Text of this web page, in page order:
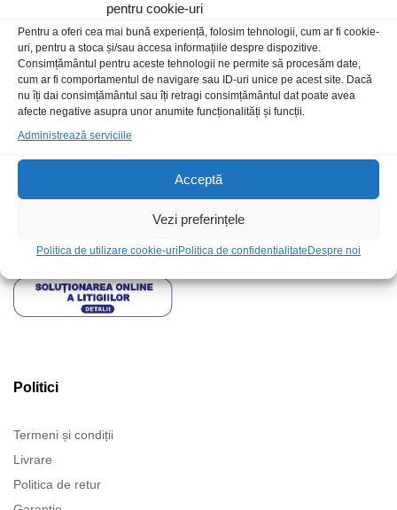
pentru cookie-uri
Pentru a oferi cea mai bună experiență, folosim tehnologii, cum ar fi cookie-
uri, pentru a stoca și/sau accesa informațiile despre dispozitive.
Consimțământul pentru aceste tehnologii ne permite să procesăm date,
cum ar fi comportamentul de navigare sau ID-uri unice pe acest site. Dacă
nu îți dai consimțământul sau îți retragi consimțământul dat poate avea
afecte negative asupra unor anumite funcționalități și funcții.
Administrează serviciile
Acceptă
Vezi preferințele
Politica de utilizare cookie-uri Politica de confidentialitate Despre noi
Informatii
Contact
Politici
Termeni și condiții
Livrare
Politica de retur